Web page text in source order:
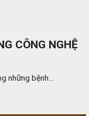
CÔNG NGHỆ
những bệnh...